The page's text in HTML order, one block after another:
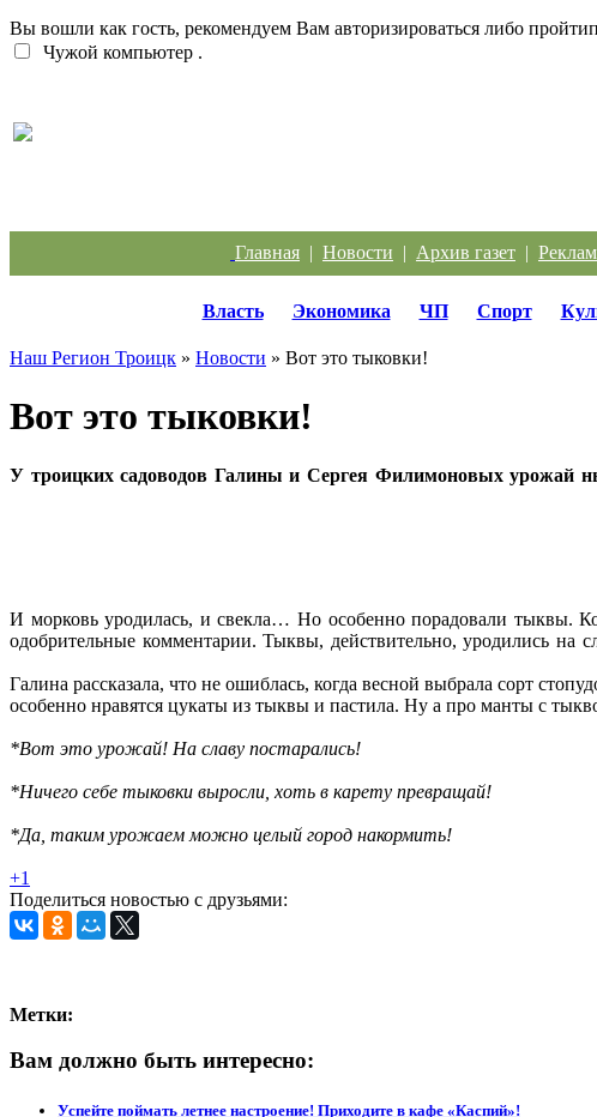
Вы вошли как гость, рекомендуем Вам авторизироваться либо
Чужой компьютер .
Главная | Новости | Архив газет |
Власть Экономика ЧП Спорт
Наш Регион Троицк » Новости » Вот это тыковки!
Вот это тыковки!
У троицких садоводов Галины и Сергея Филимоновых урожай
И морковь уродилась, и свекла… Но особенно порадовали тыквы.
одобрительные комментарии. Тыквы, действительно, уродились на
Галина рассказала, что не ошиблась, когда весной выбрала сорт
особенно нравятся цукаты из тыквы и пастила. Ну а про манты с
*Вот это урожай! На славу постарались!
*Ничего себе тыковки выросли, хоть в карету превращай!
*Да, таким урожаем можно целый город накормить!
+1
Поделиться новостью с друзьями:
Метки:
Вам должно быть интересно:
Успейте поймать летнее настроение! Приходите в кафе «Каспий»!